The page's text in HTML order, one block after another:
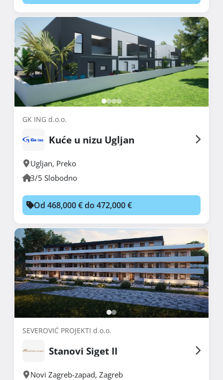
GK ING d.o.o.
Kuće u nizu Ugljan
Ugljan, Preko
3/5 Slobodno
Od 468,000 € do 472,000 €
SEVEROVIĆ PROJEKTI d.o.o.
Stanovi Siget II
Novi Zagreb-zapad, Zagreb